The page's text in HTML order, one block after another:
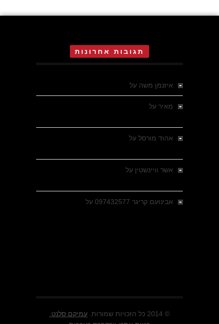
תגובות אחרונות
איזנמן משה על
מאיר על
אהוד מורסל על
אשר וויינשטין על
אבינועם קריגר 097432577 על
© 2014 כל הזכויות שמורות.
עמיקם סלנט.